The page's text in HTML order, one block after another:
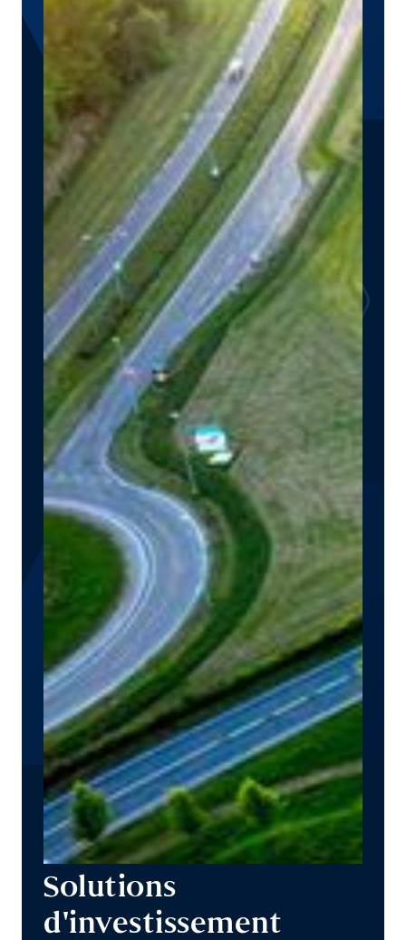
Solutions
d'investissement